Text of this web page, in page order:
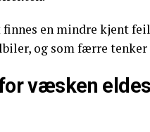
finnes en mindre kjent
og som færre tenker
væsken